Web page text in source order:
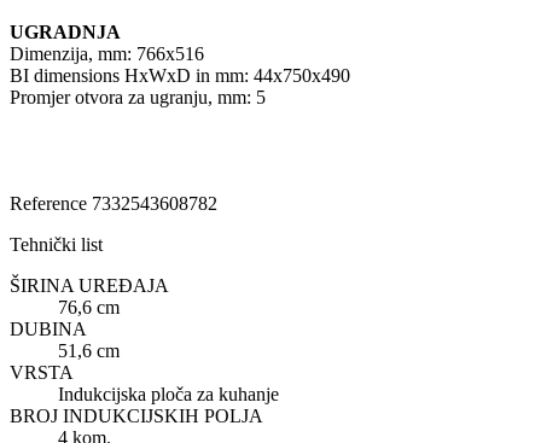
UGRADNJA
Dimenzija, mm: 766x516
BI dimensions HxWxD in mm: 44x750x490
Promjer otvora za ugranju, mm: 5
Reference 7332543608782
Tehnički list
ŠIRINA UREĐAJA
76,6 cm
DUBINA
51,6 cm
VRSTA
Indukcijska ploča za kuhanje
BROJ INDUKCIJSKIH POLJA
4 kom.